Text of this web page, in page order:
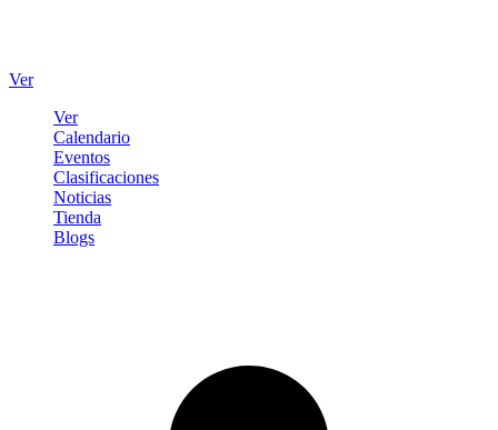
Ver
Ver
Calendario
Eventos
Clasificaciones
Noticias
Tienda
Blogs